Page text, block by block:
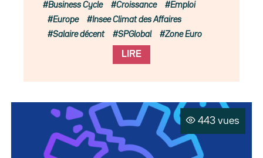
LIRE
Business Cycle Croissance
Emploi
Europe
Insee Climat des Affaires
Salaire décent
SPGlobal Zone Euro
443 vues